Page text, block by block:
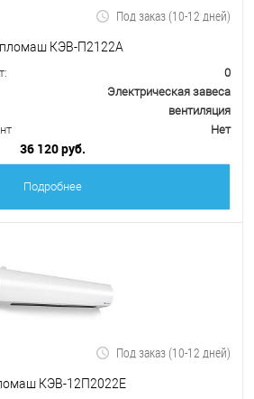
Под заказ (10-12 дней)
КЭВ-П2122А
0
Электрическая завеса
вентиляция
Нет
36 120 руб.
Подробнее
Под заказ (10-12 дней)
КЭВ-12П2022Е